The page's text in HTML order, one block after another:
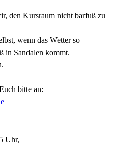
den Kursraum nicht barfuß zu
wenn das Wetter so
in Sandalen kommt.
bitte an:
Uhr,